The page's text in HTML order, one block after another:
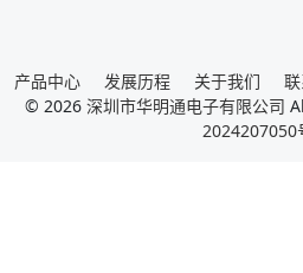
产品中心 发展历程 关于我们
© 2026 深圳市华明通电子有限公司
2024207050